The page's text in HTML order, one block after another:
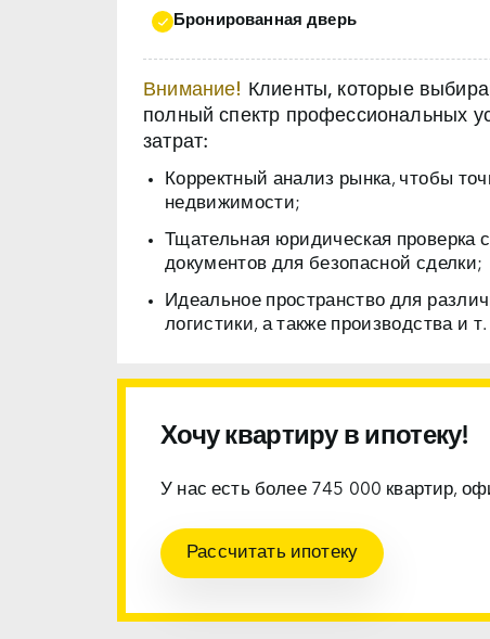
Бронированная дверь
Внимание!
Клиенты, которые
полный спектр профессиональных
затрат:
Корректный анализ рынка, чтобы
недвижимости;
Тщательная юридическая проверка
документов для безопасной сделки;
Идеальное пространство для
логистики, а также производства и т.
Хочу квартиру в ипотеку!
У нас есть более 745 000 квартир,
Рассчитать ипотеку